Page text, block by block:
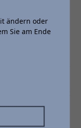
Toyota Team
für verschiedene
auf
als Highlight
HR. Erleben Sie
Sondermodellen
ändern oder
Sie am Ende